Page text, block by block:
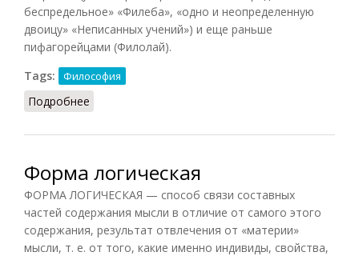
беспредельное» «Филеба», «одно и неопределенную
двоицу» «Неписанных учений») и еще раньше
пифагорейцами (Филолай).
Tags:
Философия
Подробнее
Форма логическая
ФОРМА ЛОГИЧЕСКАЯ — способ связи составных
частей содержания мысли в отличие от самого этого
содержания, результат отвлечения от «материи»
мысли, т. е. от того, какие именно индивиды, свойства,